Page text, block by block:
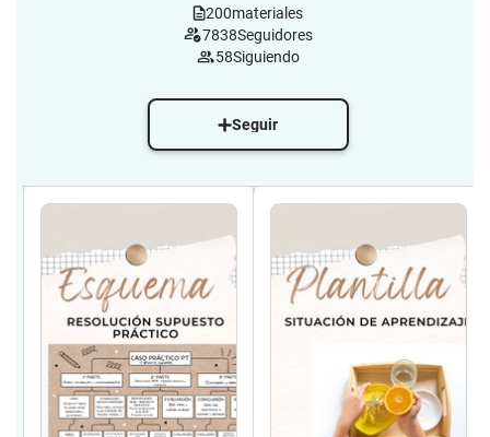
200materiales
7838Seguidores
58Siguiendo
Seguir